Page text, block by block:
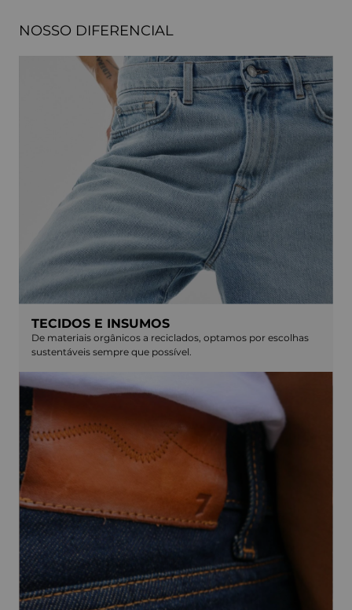
NOSSO DIFERENCIAL
TECIDOS E INSUMOS
De materiais orgânicos a reciclados, optamos por escolhas
sustentáveis sempre que possível.